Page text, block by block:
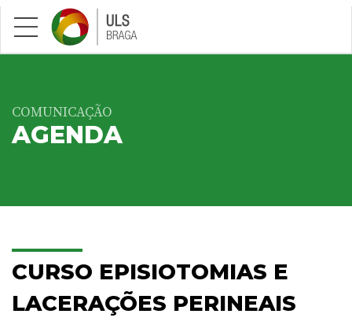
Saltar para conteúdo principal
COMUNICAÇÃO
AGENDA
CURSO EPISIOTOMIAS E
LACERAÇÕES PERINEAIS